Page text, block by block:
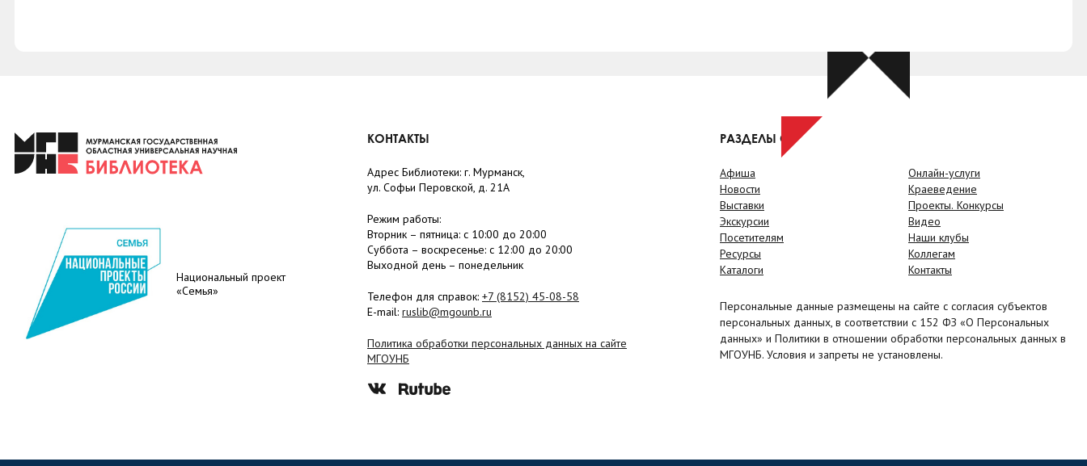
Национальный проект
«Семья»
КОНТАКТЫ
Адрес Библиотеки: г. Мурманск,
ул. Софьи Перовской, д. 21А
Режим работы:
Вторник – пятница: с 10:00 до 20:00
Суббота – воскресенье: c 12:00 до 20:00
Выходной день – понедельник
Телефон для справок: +7 (8152) 45-08-58
E-mail: ruslib@mgounb.ru
Политика обработки персональных данных на сайте
МГОУНБ
РАЗДЕЛЫ САЙТА
Афиша
Новости
Выставки
Экскурсии
Посетителям
Ресурсы
Каталоги
Онлайн-услуги
Краеведение
Проекты. Конкурсы
Видео
Наши клубы
Коллегам
Контакты
Персональные данные размещены на сайте с согласия субъектов
персональных данных, в соответствии с 152 ФЗ «О Персональных
данных» и Политики в отношении обработки персональных данных в
МГОУНБ. Условия и запреты не установлены.